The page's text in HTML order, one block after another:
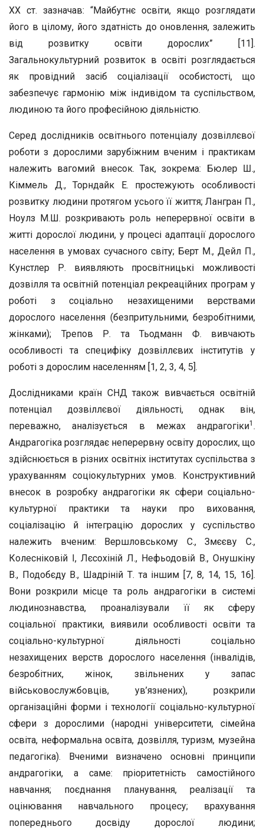
ХХ ст. зазначав: “Майбутнє освіти, якщо розглядати
його в цілому, його здатність до оновлення, залежить
від розвитку освіти дорослих” [11].
Загальнокультурний розвиток в освіті розглядається
як провідний засіб соціалізації особистості, що
забезпечує гармонію між індивідом та суспільством,
людиною та його професійною діяльністю.
Серед дослідників освітнього потенціалу дозвіллєвої
роботи з дорослими зарубіжним вченим і практикам
належить вагомий внесок. Так, зокрема: Бюлер Ш.,
Кіммель Д., Торндайк Е. простежують особливості
розвитку людини протягом усього її життя; Лангран П.,
Ноулз М.Ш. розкривають роль неперервної освіти в
житті дорослої людини, у процесі адаптації дорослого
населення в умовах сучасного світу; Берт М., Дейл П.,
Кунстлер Р. виявляють просвітницькі можливості
дозвілля та освітній потенціал рекреаційних програм у
роботі з соціально незахищеними верствами
дорослого населення (безпритульними, безробітними,
жінками); Трепов Р. та Тьодманн Ф. вивчають
особливості та специфіку дозвіллєвих інститутів у
роботі з дорослим населенням [1, 2, 3, 4, 5].
Дослідниками країн СНД також вивчається освітній
потенціал дозвіллєвої діяльності, однак він,
переважно, аналізується в межах андрагогіки1 .
Андрагогіка розглядає неперервну освіту дорослих, що
здійснюється в різних освітніх інститутах суспільства з
урахуванням соціокультурних умов. Конструктивний
внесок в розробку андрагогіки як сфери соціально-
культурної практики та науки про виховання,
соціалізацію й інтеграцію дорослих у суспільство
належить вченим: Вершловському С., Змєєву С.,
Колесніковій І, Лєсохіній Л., Нефьодовій В., Онушкіну
В., Подобєду В., Шадріній Т. та іншим [7, 8, 14, 15, 16].
Вони розкрили місце та роль андрагогіки в системі
людинознавства, проаналізували її як сферу
соціальної практики, виявили особливості освіти та
соціально-культурної діяльності соціально
незахищених верств дорослого населення (інвалідів,
безробітних, жінок, звільнених у запас
військовослужбовців, ув’язнених), розкрили
організаційні форми і технології соціально-культурної
сфери з дорослими (народні університети, сімейна
освіта, неформальна освіта, дозвілля, туризм, музейна
педагогіка). Вченими визначено основні принципи
андрагогіки, а саме: пріоритетність самостійного
навчання; поєднання планування, реалізації та
оцінювання навчального процесу; врахування
попереднього досвіду дорослої людини;